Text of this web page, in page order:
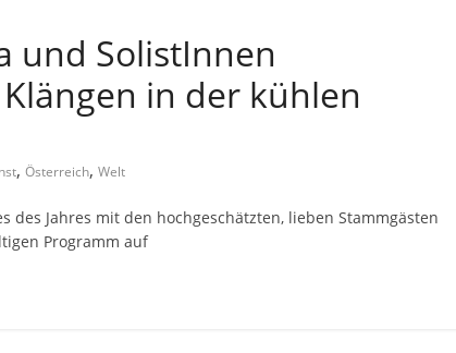
und SolistInnen
in der kühlen
, Österreich, Welt
des Jahres mit den hochgeschätzten, lieben Stammgästen
Programm auf